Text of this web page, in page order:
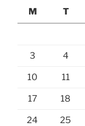
M
T
3 4
10 11
17 18
24 25